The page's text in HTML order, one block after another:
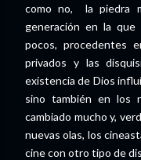
como no, la piedra
generación en la que
pocos, procedentes
privados y las
existencia de Dios
sino también en los
cambiado mucho y,
nuevas olas, los
cine con otro tipo de